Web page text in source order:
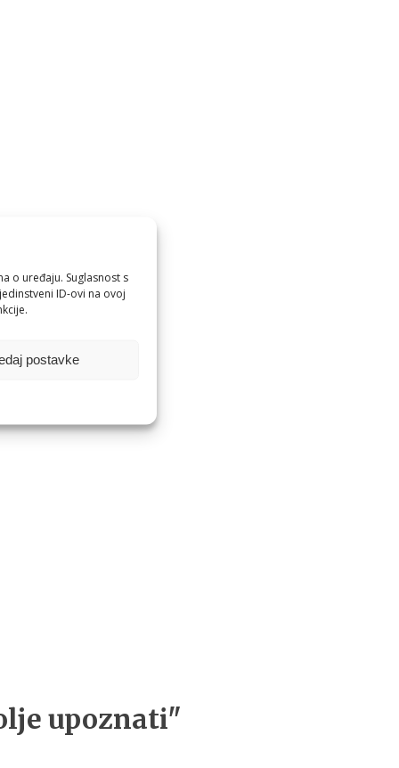
o uređaju. Suglasnost s
ID-ovi na ovoj
postavke
upoznati"